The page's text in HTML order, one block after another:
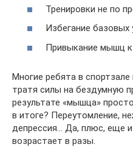
Тренировки не по
Избегание базовых
Привыкание мышц к
Многие ребята в
тратя силы на бездумную
результате «мышца»
в итоге? Переутомление,
депрессия… Да, плюс, еще
возрастает в разы.